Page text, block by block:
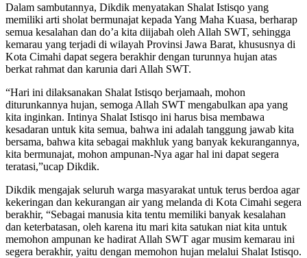
Dalam sambutannya, Dikdik menyatakan Shalat Istisqo yang
memiliki arti sholat bermunajat kepada Yang Maha Kuasa, berharap
semua kesalahan dan do’a kita diijabah oleh Allah SWT, sehingga
kemarau yang terjadi di wilayah Provinsi Jawa Barat, khususnya di
Kota Cimahi dapat segera berakhir dengan turunnya hujan atas
berkat rahmat dan karunia dari Allah SWT.
“Hari ini dilaksanakan Shalat Istisqo berjamaah, mohon
diturunkannya hujan, semoga Allah SWT mengabulkan apa yang
kita inginkan. Intinya Shalat Istisqo ini harus bisa membawa
kesadaran untuk kita semua, bahwa ini adalah tanggung jawab kita
bersama, bahwa kita sebagai makhluk yang banyak kekurangannya,
kita bermunajat, mohon ampunan-Nya agar hal ini dapat segera
teratasi,”ucap Dikdik.
Dikdik mengajak seluruh warga masyarakat untuk terus berdoa agar
kekeringan dan kekurangan air yang melanda di Kota Cimahi segera
berakhir, “Sebagai manusia kita tentu memiliki banyak kesalahan
dan keterbatasan, oleh karena itu mari kita satukan niat kita untuk
memohon ampunan ke hadirat Allah SWT agar musim kemarau ini
segera berakhir, yaitu dengan memohon hujan melalui Shalat Istisqo.